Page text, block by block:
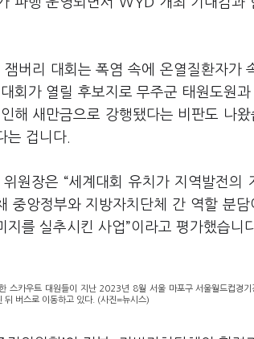
버리 대회는 폭염 속에 온열질환자가
회가 열릴 후보지로 무주군 태원도원과
해 새만금으로 강행됐다는 비판도 나
는 겁니다.
원장은 “세계대회 유치가 지역발전의
중앙정부와 지방자치단체 간 역할 분
를 실추시킨 사업”이라고 평가했습니
스카우트 대원들이 지난 2023년 8월 서울 마포구 서울월드컵경기
뒤 버스로 이동하고 있다. (사진=뉴시스)